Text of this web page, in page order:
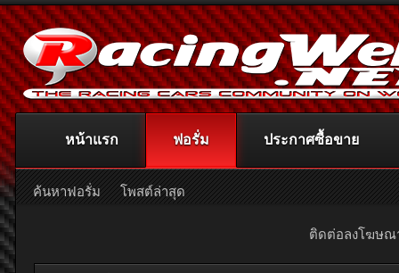
ติดต่อลงโฆษณ
หน้าแรก ฟอรั่ม
ค้นหาฟอรั่ม โพสต์ล่าสุด
ประกาศซื้อขาย